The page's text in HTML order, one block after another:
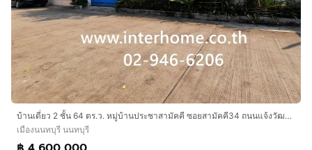
บ้านเดี่ยว 2 ชั้น 64 ตร.ว. หมู่บ้านประชาสามัคคี ซอยสามัคคี34 ถนนแจ้งวัฒนะ ถนนสามัคคี เมืองนนทบุรี นนทบุรี
เมืองนนทบุรี นนทบุรี